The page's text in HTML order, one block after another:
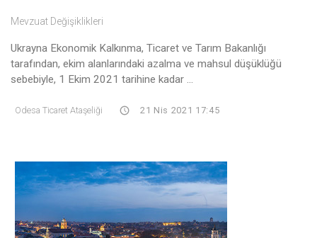
Mevzuat Değişiklikleri
Ukrayna Ekonomik Kalkınma, Ticaret ve Tarım Bakanlığı
tarafından, ekim alanlarındaki azalma ve mahsul düşüklüğü
sebebiyle, 1 Ekim 2021 tarihine kadar ...
Odesa Ticaret Ataşeliği 21 Nis 2021 17:45